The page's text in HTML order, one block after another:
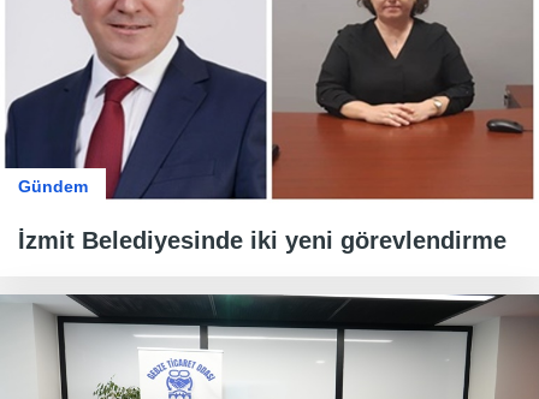
Gündem
İzmit Belediyesinde iki yeni görevlendirme